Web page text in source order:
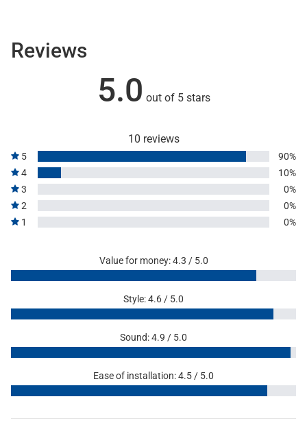
Reviews
5.0 out of 5 stars
10 reviews
5
90%
4
10%
3
0%
2
0%
1
0%
Value for money: 4.3 / 5.0
Style: 4.6 / 5.0
Sound: 4.9 / 5.0
Ease of installation: 4.5 / 5.0